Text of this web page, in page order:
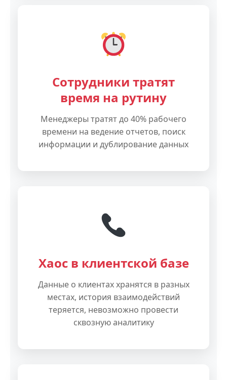
Сотрудники тратят
время на рутину
Менеджеры тратят до 40% рабочего
времени на ведение отчетов, поиск
информации и дублирование данных
Хаос в клиентской базе
Данные о клиентах хранятся в разных
местах, история взаимодействий
теряется, невозможно провести
сквозную аналитику